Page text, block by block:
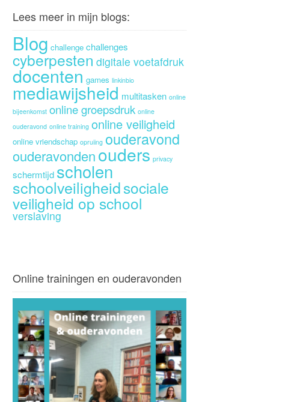
Lees meer in mijn blogs:
Blog challenge challenges
cyberpesten digitale voetafdruk
docenten games linkinbio
mediawijsheid multitasken online
bijeenkomst online groepsdruk online
ouderavond online training online veiligheid
online vriendschap opruiing ouderavond
ouderavondenouders privacy
schermtijd scholen
schoolveiligheidsociale
veiligheid op school
verslaving
Online trainingen en ouderavonden